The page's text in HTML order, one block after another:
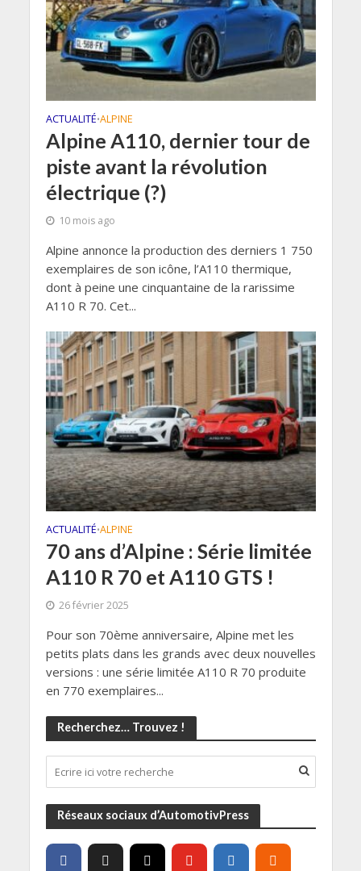
ACTUALITÉ•ALPINE
Alpine A110, dernier tour de
piste avant la révolution
électrique (?)
10 mois ago
Alpine annonce la production des derniers 1 750
exemplaires de son icône, l’A110 thermique,
dont à peine une cinquantaine de la rarissime
A110 R 70. Cet...
ACTUALITÉ•ALPINE
70 ans d’Alpine : Série limitée
A110 R 70 et A110 GTS !
26 février 2025
Pour son 70ème anniversaire, Alpine met les
petits plats dans les grands avec deux nouvelles
versions : une série limitée A110 R 70 produite
en 770 exemplaires...
Recherchez… Trouvez !
Réseaux sociaux d’AutomotivPress